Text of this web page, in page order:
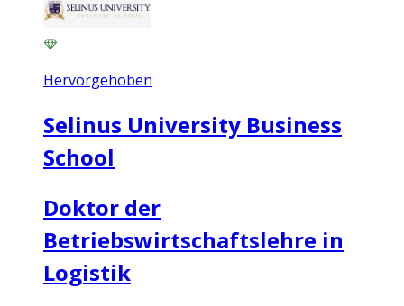
Hervorgehoben
Selinus University Business
School
Doktor der
Betriebswirtschaftslehre in
Logistik